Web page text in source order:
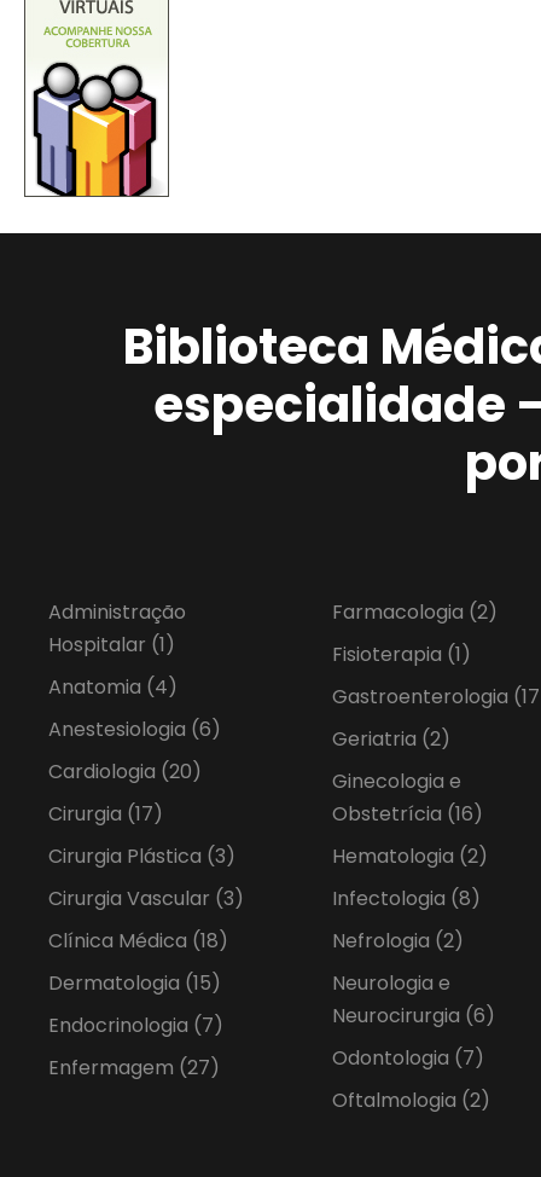
Biblioteca
especialidade
Administração
Hospitalar (1)
Anatomia (4)
Anestesiologia (6)
Cardiologia (20)
Cirurgia (17)
Cirurgia Plástica (3)
Cirurgia Vascular (3)
Clínica Médica (18)
Dermatologia (15)
Endocrinologia (7)
Enfermagem (27)
Farmacologia (2)
Fisioterapia (1)
Gastroenterologia
Geriatria (2)
Ginecologia e
Obstetrícia (16)
Hematologia (2)
Infectologia (8)
Nefrologia (2)
Neurologia e
Neurocirurgia (6)
Odontologia (7)
Oftalmologia (2)